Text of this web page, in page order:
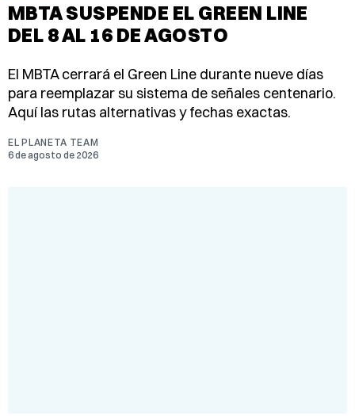
MBTA SUSPENDE EL GREEN LINE
DEL 8 AL 16 DE AGOSTO
El MBTA cerrará el Green Line durante nueve días
para reemplazar su sistema de señales centenario.
Aquí las rutas alternativas y fechas exactas.
EL PLANETA TEAM
6 de agosto de 2026